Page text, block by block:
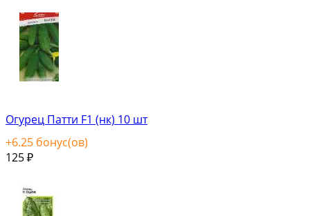
Огурец Патти F1 (нк) 10 шт
+6.25 бонус(ов)
125 ₽